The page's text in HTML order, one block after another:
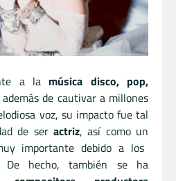
a la música disco, pop,
de cautivar a millones
voz, su impacto fue tal
de ser actriz, así como un
importante debido a los
De hecho, también se ha